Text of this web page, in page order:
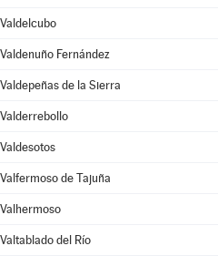
Valdelcubo
Valdenuño Fernández
Valdepeñas de la Sierra
Valderrebollo
Valdesotos
Valfermoso de Tajuña
Valhermoso
Valtablado del Río